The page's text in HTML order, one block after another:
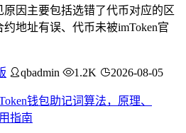
因主要包括选错了代币对应的区
地址有误、代币未被imToken官
qbadmin 1.2K 2026-08-05